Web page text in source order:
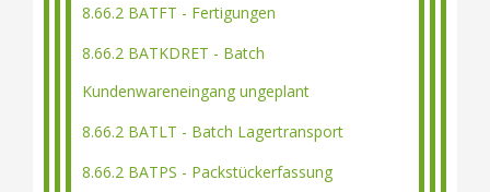
8.66.2 BATFT - Fertigungen
8.66.2 BATKDRET - Batch
Kundenwareneingang ungeplant
8.66.2 BATLT - Batch Lagertransport
8.66.2 BATPS - Packstückerfassung